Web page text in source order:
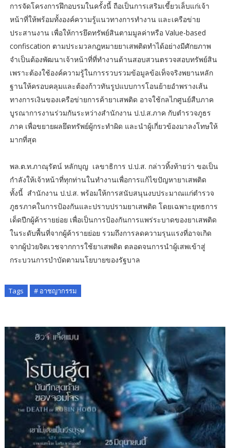
การจัดโครงการฝึกอบรมในครั้งนี้ ถือเป็นการเสริมเขี้ยวเล็บแก่เจ้า
หน้าที่ให้พร้อมทั้งองค์ความรู้แนวทางการทำงาน และเครือข่าย
ประสานงาน เพื่อให้การยึดทรัพย์สินตามมูลค่าหรือ Value-based
confiscation ตามประมวลกฎหมายยาเสพติดทำได้อย่างมีศักยภาพ
จำเป็นต้องพัฒนาเจ้าหน้าที่ที่ทำงานด้านสอบสวนตรวจสอบทรัพย์สิน
เพราะต้องใช้องค์ความรู้ในการรวบรวมข้อมูลข้อเท็จจริงพยานหลัก
ฐานให้ครอบคลุมและต้องก้าวทันรูปแบบการโอนย้ายอำพรางเส้น
ทางการเงินของเครือข่ายการค้ายาเสพติด อาจใช้กลไกศูนย์สืบภาค
บูรณาการงานร่วมกันระหว่างสำนักงาน ป.ป.ส.ภาค กับตำรวจภูธร
ภาค เพื่อขยายผลยึดทรัพย์ผู้กระทำผิด และนำผู้เกี่ยวข้องมาลงโทษให้
มากที่สุด
พล.ต.ท.ภาณุรัตน์ หลักบุญ เลขาธิการ ป.ป.ส. กล่าวทิ้งท้ายว่า ขอเป็น
กำลังให้เจ้าหน้าที่ทุกท่านในทำงานเพื่อการแก้ไขปัญหายาเสพติด
ทั้งนี้ สำนักงาน ป.ป.ส. พร้อมให้การสนับสนุนงบประมาณแก่ตำรวจ
ภูธรภาคในการป้องกันและปราบปรามยาเสพติด โดยเฉพาะยุทธการ
เด็ดปีกผู้ค้ารายย่อย เพื่อเป็นการป้องกันการแพร่ระบาดของยาเสพติด
ในระดับพื้นที่จากผู้ค้ารายย่อย รวมถึงการลดความรุนแรงที่อาจเกิด
จากผู้ป่วยจิตเวชจากการใช้ยาเสพติด ตลอดจนการนำผู้เสพเข้าสู่
กระบวนการบำบัดตามนโยบายของรัฐบาล
Tags # อาชญากรรม